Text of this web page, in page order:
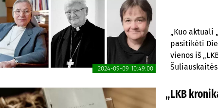
„Kuo aktuali
pasitikėti
vienos iš
2024-09-09 10:49:00
„LKB